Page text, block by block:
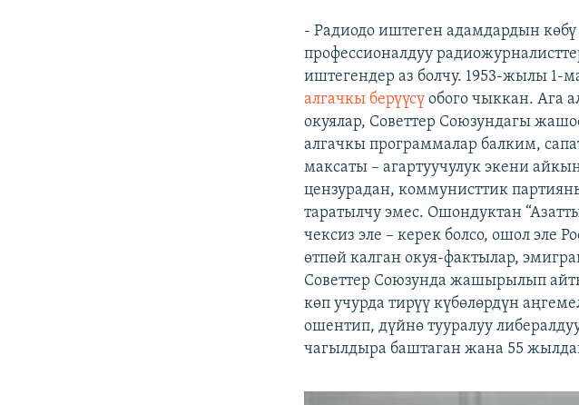
- Радиодо иштеген адамдардын
профессионалдуу
иштегендер аз болчу. 1953-жылы 1-
алгачкы берүүсүобого чыккан. Ага
окуялар, Советтер Союзундагы
алгачкы программалар балким,
максаты – агартуучулук экени
цензурадан, коммунисттик
таратылчу эмес. Ошондуктан
чексиз эле – керек болсо, ошол эле
өтпөй калган окуя-фактылар,
Советтер Союзунда жашырылып
көп учурда тирүү күбөлөрдүн
ошентип, дүйнө тууралуу
чагылдыра баштаган жана 55